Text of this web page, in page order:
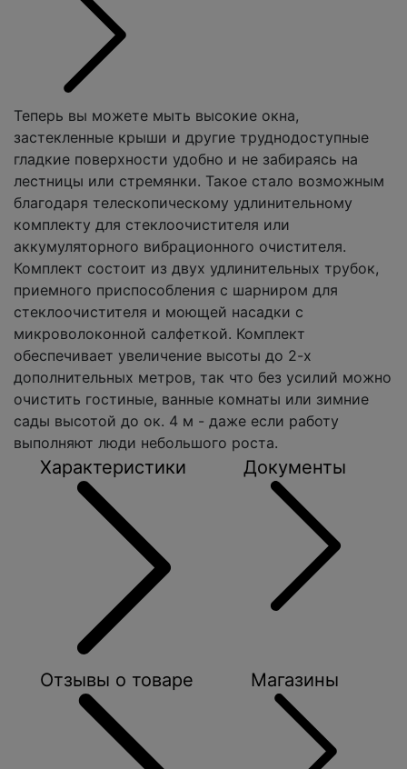
Теперь вы можете мыть высокие окна,
застекленные крыши и другие труднодоступные
гладкие поверхности удобно и не забираясь на
лестницы или стремянки. Такое стало возможным
благодаря телескопическому удлинительному
комплекту для стеклоочистителя или
аккумуляторного вибрационного очистителя.
Комплект состоит из двух удлинительных трубок,
приемного приспособления с шарниром для
стеклоочистителя и моющей насадки с
микроволоконной салфеткой. Комплект
обеспечивает увеличение высоты до 2-х
дополнительных метров, так что без усилий можно
очистить гостиные, ванные комнаты или зимние
сады высотой до ок. 4 м - даже если работу
выполняют люди небольшого роста.
Характеристики Документы
Отзывы о товаре Магазины